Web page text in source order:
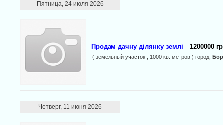
Пятница, 24 июля 2026
Продам дачну ділянку землі 1200000
( земельный участок , 1000 кв. метров ) город:
Четверг, 11 июня 2026